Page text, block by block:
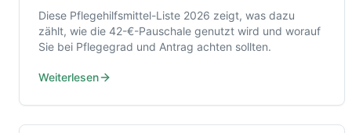
Diese Pflegehilfsmittel-Liste 2026 zeigt, was dazu
zählt, wie die 42-€-Pauschale genutzt wird und worauf
Sie bei Pflegegrad und Antrag achten sollten.
Weiterlesen